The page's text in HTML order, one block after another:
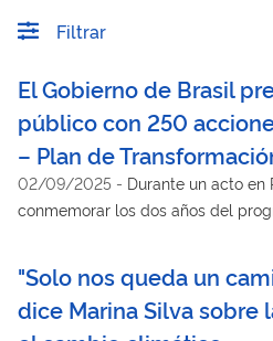
Filtrar
El Gobierno de Brasil
público con 250
– Plan de
02/09/2025 - Durante un acto en
conmemorar los dos años del
"Solo nos queda un
dice Marina Silva sobre